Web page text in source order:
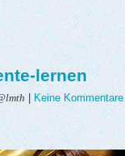
lernen
Keine Kommentare